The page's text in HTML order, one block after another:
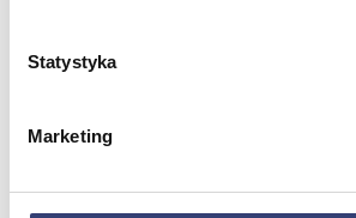
Statystyka
Marketing
Wróć
Pojemniki i worki na odpady